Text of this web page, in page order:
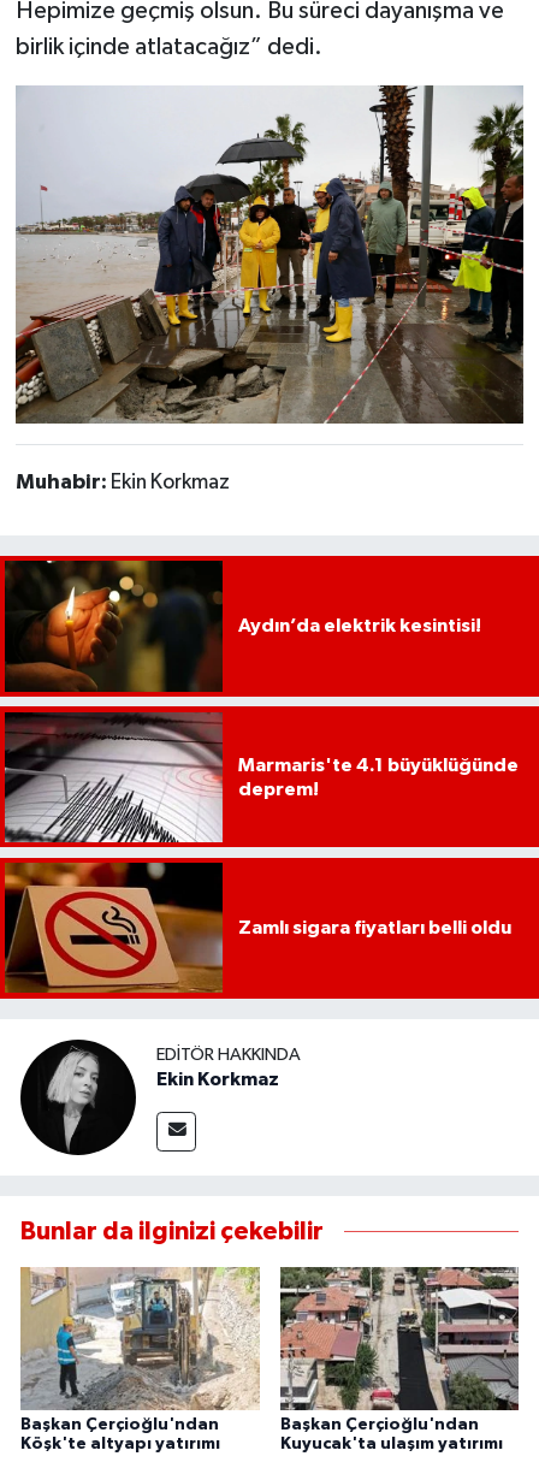
Hepimize geçmiş olsun. Bu süreci dayanışma ve
birlik içinde atlatacağız” dedi.
Muhabir: Ekin Korkmaz
Aydın’da elektrik kesintisi!
Marmaris'te 4.1 büyüklüğünde
deprem!
Zamlı sigara fiyatları belli oldu
EDITÖR HAKKINDA
Ekin Korkmaz
Bunlar da ilginizi çekebilir
Başkan Çerçioğlu'ndan
Köşk'te altyapı yatırımı
Başkan Çerçioğlu'ndan
Kuyucak'ta ulaşım yatırımı
UŞAK
YURT